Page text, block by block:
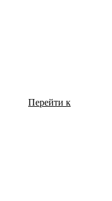
Перейти к